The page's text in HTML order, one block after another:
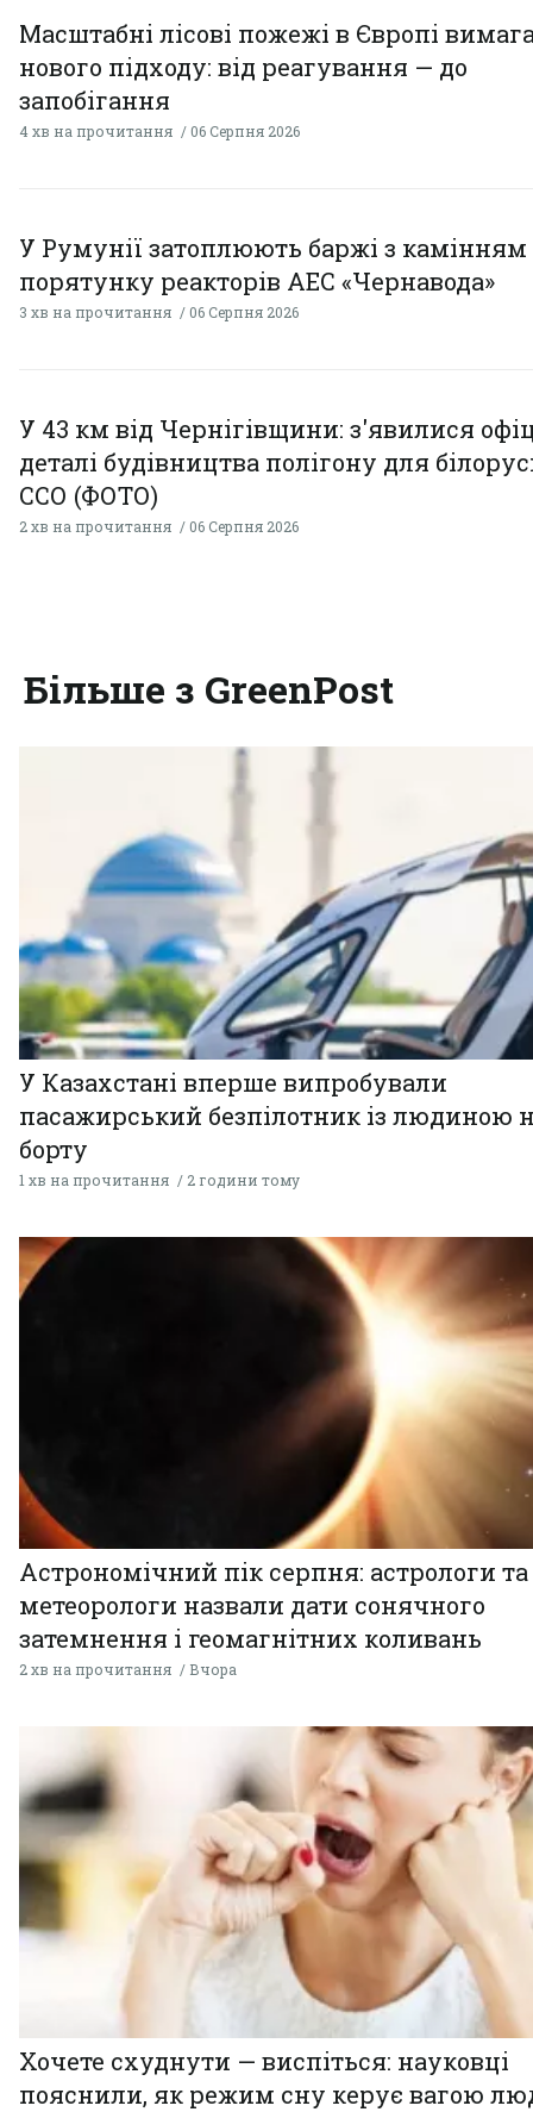
Масштабні лісові пожежі в Європі
нового підходу: від реагування — до
запобігання
4 хв на прочитання 06 Серпня 2026
У Румунії затоплюють баржі з
порятунку реакторів АЕС «Чернавода»
3 хв на прочитання 06 Серпня 2026
У 43 км від Чернігівщини: з'явилися
деталі будівництва полігону для
ССО (ФОТО)
2 хв на прочитання 06 Серпня 2026
Більше з GreenPost
У Казахстані вперше випробували
пасажирський безпілотник із людиною
борту
1 хв на прочитання 2 години тому
Астрономічний пік серпня: астрологи та
метеорологи назвали дати сонячного
затемнення і геомагнітних коливань
2 хв на прочитання Вчора
Хочете схуднути — виспіться: науковці
пояснили, як режим сну керує вагою